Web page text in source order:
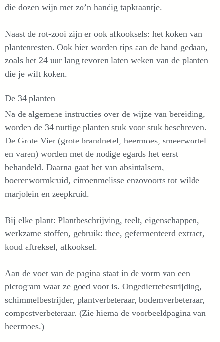
die dozen wijn met zo’n handig tapkraantje.
Naast de rot-zooi zijn er ook afkooksels: het koken van
plantenresten. Ook hier worden tips aan de hand gedaan,
zoals het 24 uur lang tevoren laten weken van de planten
die je wilt koken.
De 34 planten
Na de algemene instructies over de wijze van bereiding,
worden de 34 nuttige planten stuk voor stuk beschreven.
De Grote Vier (grote brandnetel, heermoes, smeerwortel
en varen) worden met de nodige egards het eerst
behandeld. Daarna gaat het van absintalsem,
boerenwormkruid, citroenmelisse enzovoorts tot wilde
marjolein en zeepkruid.
Bij elke plant: Plantbeschrijving, teelt, eigenschappen,
werkzame stoffen, gebruik: thee, gefermenteerd extract,
koud aftreksel, afkooksel.
Aan de voet van de pagina staat in de vorm van een
pictogram waar ze goed voor is. Ongediertebestrijding,
schimmelbestrijder, plantverbeteraar, bodemverbeteraar,
compostverbeteraar. (Zie hierna de voorbeeldpagina van
heermoes.)